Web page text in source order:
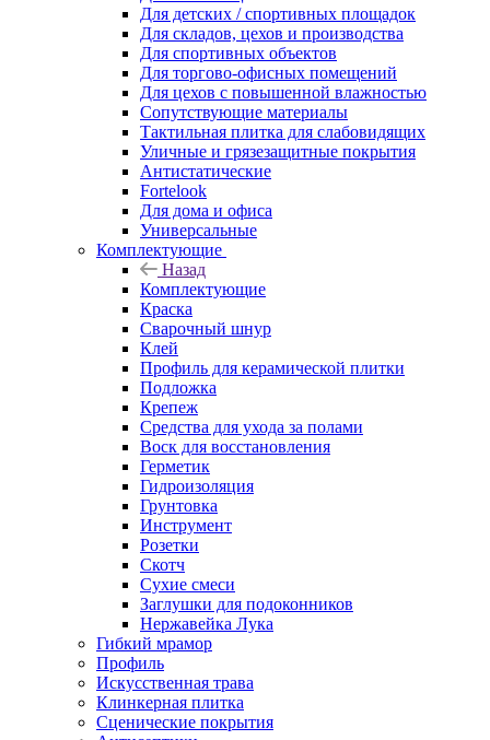
Для детских / спортивных площадок
Для складов, цехов и производства
Для спортивных объектов
Для торгово-офисных помещений
Для цехов с повышенной влажностью
Сопутствующие материалы
Тактильная плитка для слабовидящих
Уличные и грязезащитные покрытия
Антистатические
Fortelook
Для дома и офиса
Универсальные
Комплектующие
Назад
Комплектующие
Краска
Сварочный шнур
Клей
Профиль для керамической плитки
Подложка
Крепеж
Средства для ухода за полами
Воск для восстановления
Герметик
Гидроизоляция
Грунтовка
Инструмент
Розетки
Скотч
Сухие смеси
Заглушки для подоконников
Нержавейка Лука
Гибкий мрамор
Профиль
Искусственная трава
Клинкерная плитка
Сценические покрытия